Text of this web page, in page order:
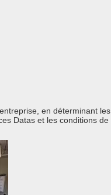
en déterminant les
Datas et les conditions de